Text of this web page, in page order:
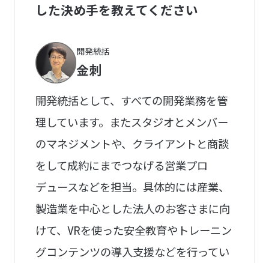
した決め手を教えてください
開発統括
金刺
開発統括として、すべての開発業務を管
理しています。またスタジオとメンバー
のマネジメントや、クライアントと商談
をして成約にまでつなげる営業プロ
デュースなどを担当。具体的には産業、
製造業を中心とした法人のお客さまに向
けて、VRを使った安全教育やトレーニン
グコンテンツの導入支援などを行ってい